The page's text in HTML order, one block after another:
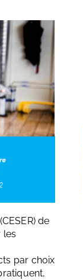
de
les
par choix